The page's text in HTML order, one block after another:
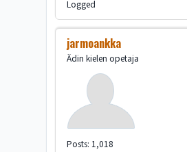
Logged
jarmoankka
Ädin kielen opetaja
Posts: 1,018